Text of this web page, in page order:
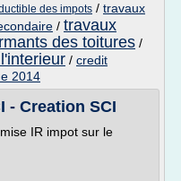
des impots / travaux
/ travaux
des toitures /
/ credit
2014
- Creation SCI
IR impot sur le